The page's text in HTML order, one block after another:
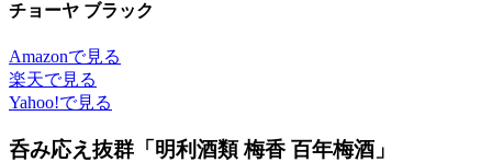
チョーヤ ブラック
Amazonで見る
楽天で見る
Yahoo!で見る
呑み応え抜群「明利酒類 梅香 百年梅酒」